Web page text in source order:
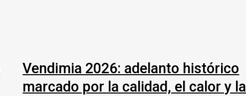
Vendimia 2026: adelanto histórico
marcado por la calidad, el calor y la